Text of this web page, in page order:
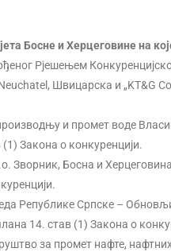
Босне и Херцеговине на
Рјешењем
Швицарска и „KT&G
и промет воде
Закона о конкуренцији.
Зворник, Босна и
Републике Српске –
14. став (1) Закона о
за промет нафте,